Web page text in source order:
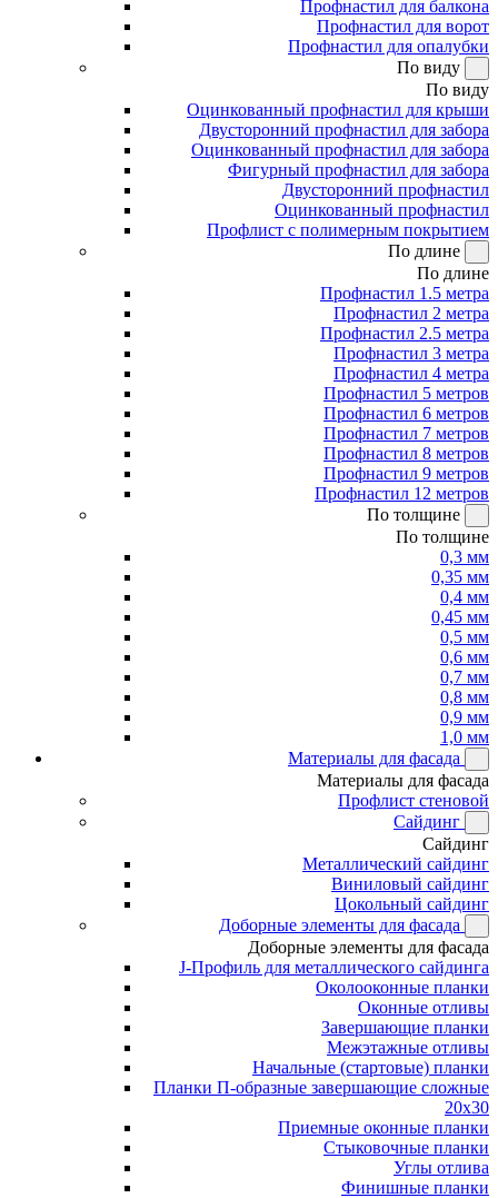
Профнастил для балкона
Профнастил для ворот
Профнастил для опалубки
По виду
По виду
Оцинкованный профнастил для крыши
Двусторонний профнастил для забора
Оцинкованный профнастил для забора
Фигурный профнастил для забора
Двусторонний профнастил
Оцинкованный профнастил
Профлист с полимерным покрытием
По длине
По длине
Профнастил 1.5 метра
Профнастил 2 метра
Профнастил 2.5 метра
Профнастил 3 метра
Профнастил 4 метра
Профнастил 5 метров
Профнастил 6 метров
Профнастил 7 метров
Профнастил 8 метров
Профнастил 9 метров
Профнастил 12 метров
По толщине
По толщине
0,3 мм
0,35 мм
0,4 мм
0,45 мм
0,5 мм
0,6 мм
0,7 мм
0,8 мм
0,9 мм
1,0 мм
Материалы для фасада
Материалы для фасада
Профлист стеновой
Сайдинг
Сайдинг
Металлический сайдинг
Виниловый сайдинг
Цокольный сайдинг
Доборные элементы для фасада
Доборные элементы для фасада
J-Профиль для металлического сайдинга
Околооконные планки
Оконные отливы
Завершающие планки
Межэтажные отливы
Начальные (стартовые) планки
Планки П-образные завершающие сложные
20x30
Приемные оконные планки
Стыковочные планки
Углы отлива
Финишные планки